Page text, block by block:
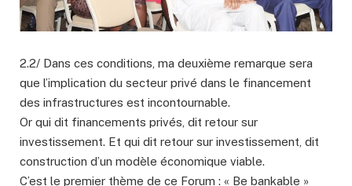
2.2/ Dans ces conditions, ma deuxième remarque sera
que l’implication du secteur privé dans le financement
des infrastructures est incontournable.
Or qui dit financements privés, dit retour sur
investissement. Et qui dit retour sur investissement, dit
construction d’un modèle économique viable.
C’est le premier thème de ce Forum : « Be bankable »